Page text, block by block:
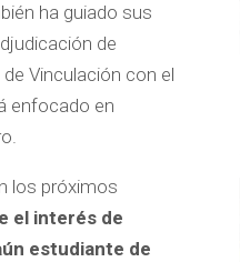
ha guiado sus
de
Vinculación con el
enfocado en
los próximos
el interés de
estudiante de